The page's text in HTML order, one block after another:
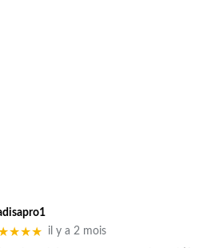
il y a 2 mois